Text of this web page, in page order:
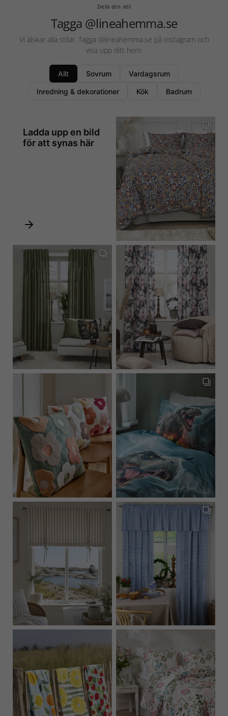
Dela din stil
Tagga @lineahemma.se
Vi älskar alla stilar. Tagga @lineahemma.se på Instagram och
visa upp ditt hem.